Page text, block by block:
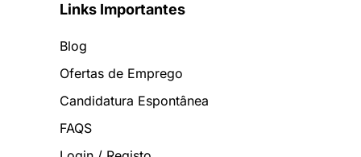
Links Importantes
Blog
Ofertas de Emprego
Candidatura Espontânea
FAQS